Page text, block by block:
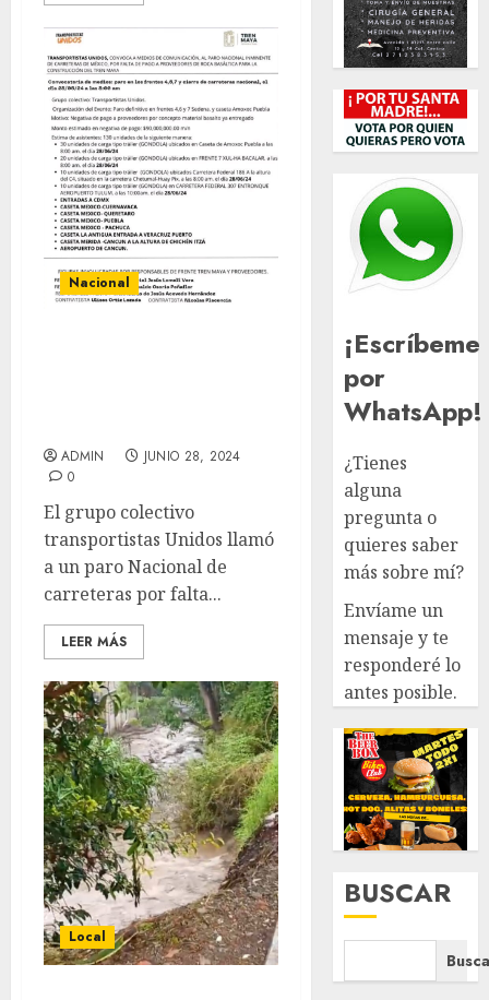
Nacional
ADMIN
JUNIO 28, 2024
0
El grupo colectivo
transportistas Unidos llamó
a un paro Nacional de
carreteras por falta...
LEER MÁS
Local
¡Escríbeme
por
WhatsApp!
¿Tienes
alguna
pregunta o
quieres saber
más sobre mí?
Envíame un
mensaje y te
responderé lo
antes posible.
BUSCAR